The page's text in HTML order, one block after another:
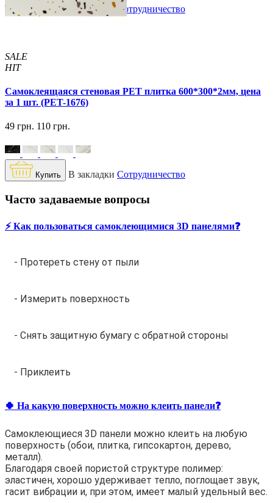
Купить В закладки Сотрудничество
SALE
HIT
Самоклеящаяся стеновая PET плитка 600*300*2мм, цена
за 1 шт. (PET-1676)
49 грн. 110 грн.
Купить В закладки Сотрудничество
Часто задаваемые вопросы
⚡️ Как пользоваться самоклеющимися 3D панелями❓
- Протереть стену от пыли
- Измерить поверхность
- Снять защитную бумагу с обратной стороны
- Приклеить
🍀 На какую поверхность можно клеить панели❓
Самоклеющиеся 3D панели можно клеить на любую
поверхность (обои, плитка, гипсокартон, дерево,
металл).
Благодаря своей пористой структуре полимер:
эластичен, хорошо удерживает тепло, поглощает звук,
гасит вибрации и, при этом, имеет малый удельный вес.